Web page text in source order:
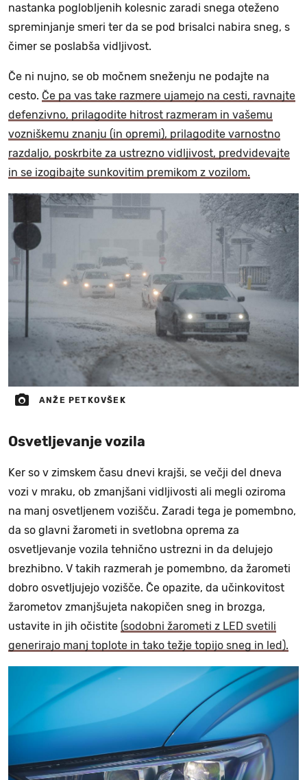
nastanka poglobljenih kolesnic zaradi snega oteženo
spreminjanje smeri ter da se pod brisalci nabira sneg, s
čimer se poslabša vidljivost.
Če ni nujno, se ob močnem sneženju ne podajte na
cesto. Če pa vas take razmere ujamejo na cesti, ravnajte
defenzivno, prilagodite hitrost razmeram in vašemu
vozniškemu znanju (in opremi), prilagodite varnostno
razdaljo, poskrbite za ustrezno vidljivost, predvidevajte
in se izogibajte sunkovitim premikom z vozilom.
ANŽE PETKOVŠEK
Osvetljevanje vozila
Ker so v zimskem času dnevi krajši, se večji del dneva
vozi v mraku, ob zmanjšani vidljivosti ali megli oziroma
na manj osvetljenem vozišču. Zaradi tega je pomembno,
da so glavni žarometi in svetlobna oprema za
osvetljevanje vozila tehnično ustrezni in da delujejo
brezhibno. V takih razmerah je pomembno, da žarometi
dobro osvetljujejo vozišče. Če opazite, da učinkovitost
žarometov zmanjšujeta nakopičen sneg in brozga,
ustavite in jih očistite (sodobni žarometi z LED svetili
generirajo manj toplote in tako težje topijo sneg in led).